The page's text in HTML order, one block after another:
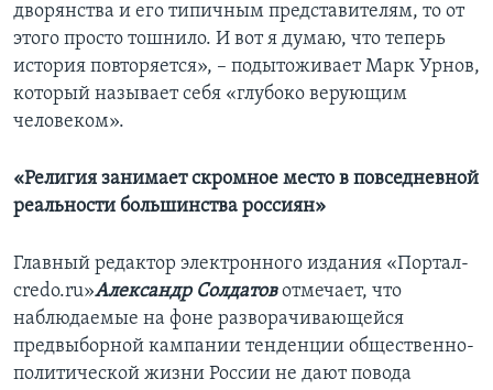
дворянства и его типичным представителям, то от
этого просто тошнило. И вот я думаю, что теперь
история повторяется», – подытоживает Марк Урнов,
который называет себя «глубоко верующим
человеком».
«Религия занимает скромное место в повседневной
реальности большинства россиян»
Главный редактор электронного издания «Портал-
credo.ru»Александр Солдатовотмечает, что
наблюдаемые на фоне разворачивающейся
предвыборной кампании тенденции общественно-
политической жизни России не дают повода